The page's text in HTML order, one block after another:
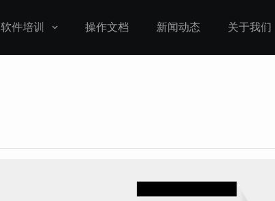
软件培训 操作文档 新闻动态 关于我们